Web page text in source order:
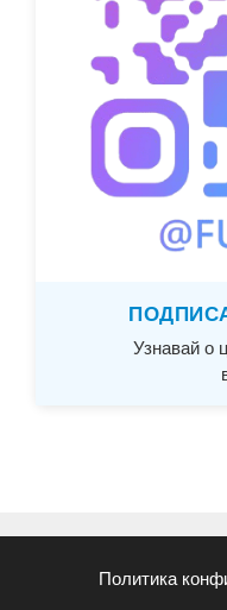
Узнавай о
Политика